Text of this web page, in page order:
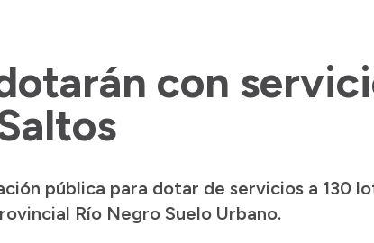
con
pública para dotar de servicios a 130
Río Negro Suelo Urbano.